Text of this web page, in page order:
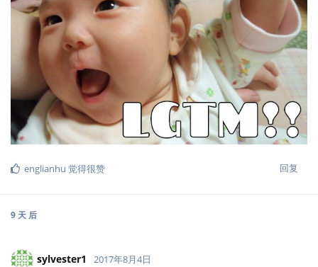
回复
englianhu 觉得很赞
9 天 后
sylvester1 2017年8月4日